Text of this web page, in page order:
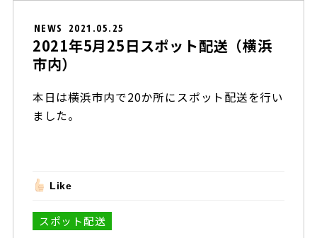
NEWS 2021.05.25
2021年5月25日スポット配送（横浜
市内）
本日は横浜市内で20か所にスポット配送を行い
ました。
Like
スポット配送